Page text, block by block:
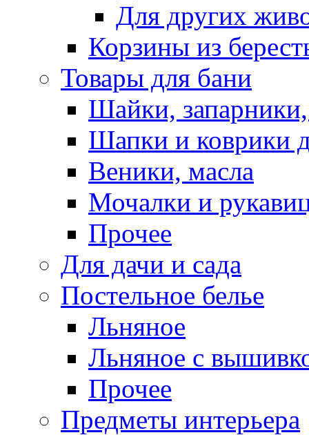
Для других
Корзины из
Товары для бани
Шайки,
Шапки и коврики
Веники, масла
Мочалки и
Прочее
Для дачи и сада
Постельное белье
Льняное
Льняное с
Прочее
Предметы интерьера